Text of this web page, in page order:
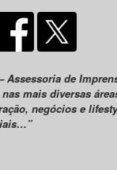
de
mais diversas
negócios e